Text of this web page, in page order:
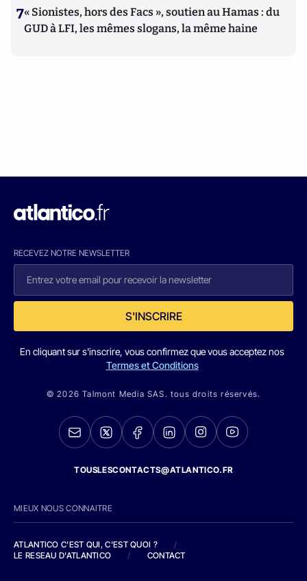
7« Sionistes, hors des Facs », soutien au Hamas : du
GUD à LFI, les mêmes slogans, la même haine
RECEVEZ NOTRE NEWSLETTER
S'INSCRIRE
En cliquant sur s'inscrire, vous confirmez que vous acceptez nos
Termes et Conditions
© 2026 Talmont Media SAS. tous droits réservés.
TOUSLESCONTACTS@ATLANTICO.FR
MIEUX NOUS CONNAITRE
ATLANTICO C'EST QUI, C'EST QUOI ?
/
LE RESEAU D'ATLANTICO
/ CONTACT